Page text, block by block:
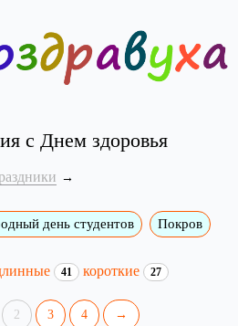
с Днем здоровья
день студентов Покров
41 короткие 27
2 3 4 →